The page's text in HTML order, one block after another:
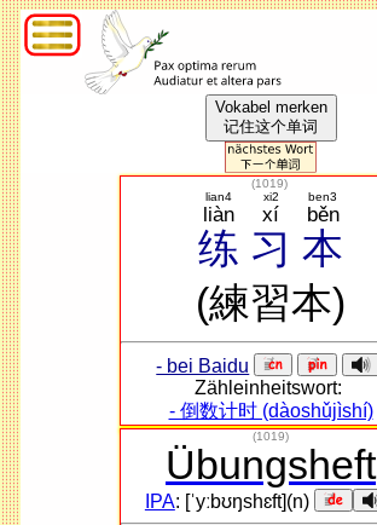
Vokabel merken
记住这个单词
(1019)
练
liàn
lian4
习
xí
xi2
本
běn
ben3
(練習本)
- bei Baidu
Zähleinheitswort:
- 倒数计时 (dàoshǔjìshí)
(1019)
Übungsheft
IPA: [ˈyːbʊŋshɛft](n)